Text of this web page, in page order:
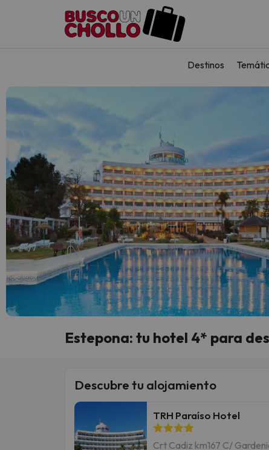
Destinos
Estepona: tu hotel 4* para
Descubre tu alojamiento
TRH Paraíso Hotel
Crt Cadiz km167 C/